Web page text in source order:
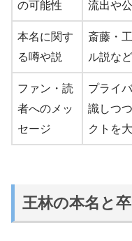
の可能性
流出や
本名に関す
る噂や説
斎藤・
ル説な
ファン・読
者へのメッ
セージ
プライ
識しつ
クトを
王林の本名と